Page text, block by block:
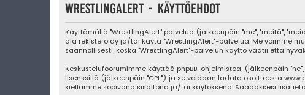
WrestlingAlert - Käyttöehdot
Käyttämällä "WrestlingAlert" palvelua (jälkeenpäin "me", "meitä",
älä rekisteröidy ja/tai käytä "WrestlingAlert"-palvelua. Me voimme
säännöllisesti, koska "WrestlingAlert"-palvelun käyttö vaatii että
Keskustelufoorumimme käyttää phpBB-ohjelmistoa, (jälkeenpäin "he",
lisenssillä (jälkeenpäin "GPL") ja se voidaan ladata osoitteesta
kiellämme sopivana sisältönä ja/tai käytöksenä. Saadaksesi